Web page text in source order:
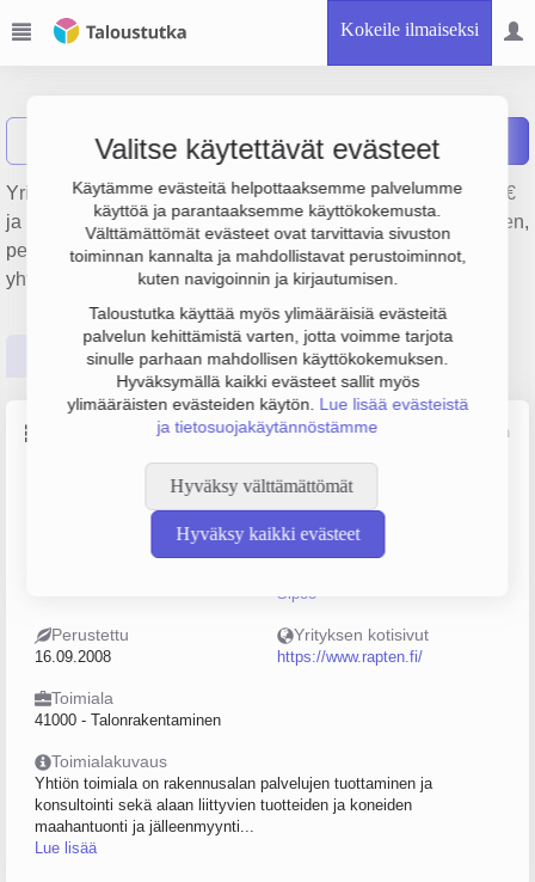
Kokeile ilmaiseksi
Valitse käytettävät evästeet
Käytämme evästeitä helpottaaksemme palvelumme
käyttöä ja parantaaksemme käyttökokemusta.
Välttämättömät evästeet ovat tarvittavia sivuston
toiminnan kannalta ja mahdollistavat perustoiminnot,
kuten navigoinnin ja kirjautumisen.
Taloustutka käyttää myös ylimääräisiä evästeitä
palvelun kehittämistä varten, jotta voimme tarjota
sinulle parhaan mahdollisen käyttökokemuksen.
Hyväksymällä kaikki evästeet sallit myös
ylimääräisten evästeiden käytön. Lue lisää evästeistä
ja tietosuojakäytännöstämme
Hyväksy välttämättömät
Hyväksy kaikki evästeet
Näytä haku Rapten Oy Raportit
Yrityksen Rapten Oy liikevaihto on 706 000 €, tulos 10 000 €
ja henkilöstömäärä 6. Sen päätoimiala on Talonrakentaminen,
perustamisvuosi 2008 ja sijainti Helsinki. Yrityksen
yhtiömuoto Osakeyhtiö (OY).
Perustiedot Tilinpäätösluvut Päättäjätiedot
Lähde: YTJ, PRH, Traficom
Henkilöstömäärä
5–9
Sipoo
Perustettu
16.09.2008
Yrityksen kotisivut
https://www.rapten.fi/
Toimiala
41000 - Talonrakentaminen
Toimialakuvaus
Yhtiön toimiala on rakennusalan palvelujen tuottaminen ja
konsultointi sekä alaan liittyvien tuotteiden ja koneiden
maahantuonti ja jälleenmyynti...
Lue lisää